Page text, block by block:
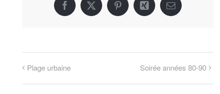
Facebook
X PinterestXing Email
Plage urbaine Soirée années 80-90